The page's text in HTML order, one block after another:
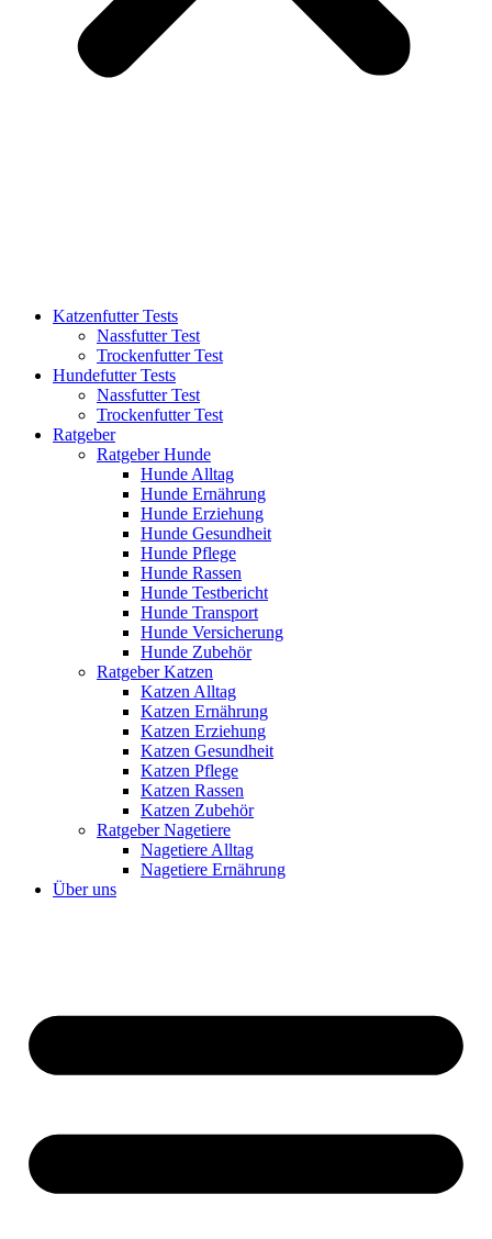
Katzenfutter Tests
Nassfutter Test
Trockenfutter Test
Hundefutter Tests
Nassfutter Test
Trockenfutter Test
Ratgeber
Ratgeber Hunde
Hunde Alltag
Hunde Ernährung
Hunde Erziehung
Hunde Gesundheit
Hunde Pflege
Hunde Rassen
Hunde Testbericht
Hunde Transport
Hunde Versicherung
Hunde Zubehör
Ratgeber Katzen
Katzen Alltag
Katzen Ernährung
Katzen Erziehung
Katzen Gesundheit
Katzen Pflege
Katzen Rassen
Katzen Zubehör
Ratgeber Nagetiere
Nagetiere Alltag
Nagetiere Ernährung
Über uns